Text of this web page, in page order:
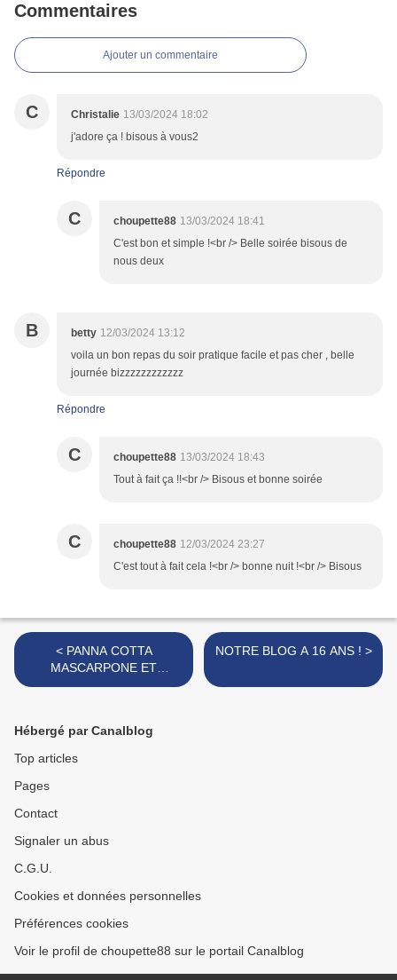
Commentaires
Ajouter un commentaire
C Christalie 13/03/2024 18:02
j'adore ça ! bisous à vous2
Répondre
C choupette88 13/03/2024 18:41
C'est bon et simple !<br /> Belle soirée bisous de
nous deux
B betty 12/03/2024 13:12
voila un bon repas du soir pratique facile et pas cher , belle
journée bizzzzzzzzzzzz
Répondre
C choupette88 13/03/2024 18:43
Tout à fait ça !!<br /> Bisous et bonne soirée
C choupette88 12/03/2024 23:27
C'est tout à fait cela !<br /> bonne nuit !<br /> Bisous
< PANNA COTTA
MASCARPONE ET
SUPRÊME DE VANILLE
NOTRE BLOG A 16 ANS ! >
Hébergé par Canalblog
Top articles
Pages
Contact
Signaler un abus
C.G.U.
Cookies et données personnelles
Préférences cookies
Voir le profil de choupette88 sur le portail Canalblog